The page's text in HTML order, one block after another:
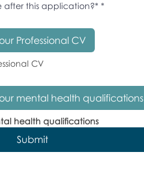
after this application?* *
Professional CV
CV
mental health qualifications
health qualifications
Submit